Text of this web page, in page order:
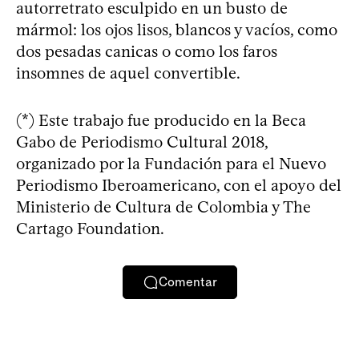
autorretrato esculpido en un busto de
mármol: los ojos lisos, blancos y vacíos, como
dos pesadas canicas o como los faros
insomnes de aquel convertible.
(*) Este trabajo fue producido en la Beca
Gabo de Periodismo Cultural 2018,
organizado por la Fundación para el Nuevo
Periodismo Iberoamericano, con el apoyo del
Ministerio de Cultura de Colombia y The
Cartago Foundation.
Comentar